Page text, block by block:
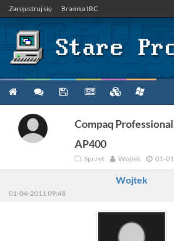
Zarejestruj się Bramka IRC
Compaq
AP400
Sprzęt Wojtek 01-
Wojtek
01-04-2011 09:48